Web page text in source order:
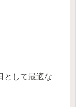
として最適な